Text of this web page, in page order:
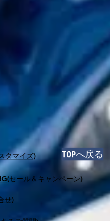
タマイズ) ​TOPへ戻る
(セール＆キャンペーン)
せ)